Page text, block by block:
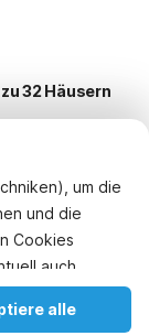
um die
und die
Cookies
auch
Ihren
über
alle
32 Häusern
Urlaub
albe
Konto